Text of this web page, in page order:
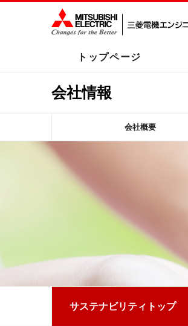
トップページ
会社情報
会社概要
サステナビリティトップ